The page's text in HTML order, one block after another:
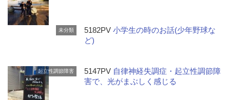
未分類 5182PV小学生の時のお話(少年野球な
ど)
起立性調節障害 5147PV 自律神経失調症・起立性調節障
害で、光がまぶしく感じる